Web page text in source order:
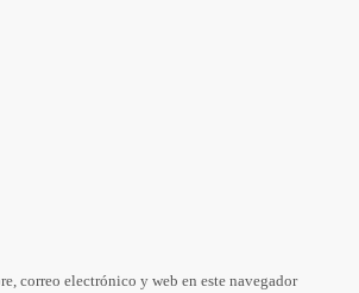
correo electrónico y web en este navegador